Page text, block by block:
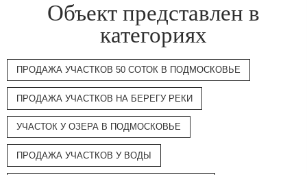
Объект представлен в
категориях
ПРОДАЖА УЧАСТКОВ 50 СОТОК В ПОДМОСКОВЬЕ
ПРОДАЖА УЧАСТКОВ НА БЕРЕГУ РЕКИ
УЧАСТОК У ОЗЕРА В ПОДМОСКОВЬЕ
ПРОДАЖА УЧАСТКОВ У ВОДЫ